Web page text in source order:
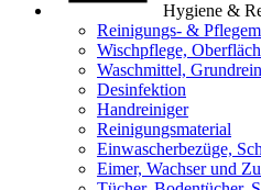
Hygiene &
Reinigungs- &
Wischpflege,
Waschmittel,
Desinfektion
Handreiniger
Reinigungsmaterial
Einwascherbezüge,
Eimer, Wachser und